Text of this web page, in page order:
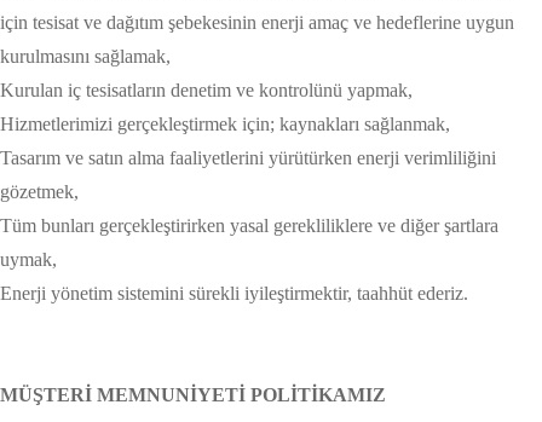
için tesisat ve dağıtım şebekesinin enerji amaç ve hedeflerine uygun
kurulmasını sağlamak,
Kurulan iç tesisatların denetim ve kontrolünü yapmak,
Hizmetlerimizi gerçekleştirmek için; kaynakları sağlanmak,
Tasarım ve satın alma faaliyetlerini yürütürken enerji verimliliğini
gözetmek,
Tüm bunları gerçekleştirirken yasal gerekliliklere ve diğer şartlara
uymak,
Enerji yönetim sistemini sürekli iyileştirmektir, taahhüt ederiz.
MÜŞTERİ MEMNUNİYETİ POLİTİKAMIZ